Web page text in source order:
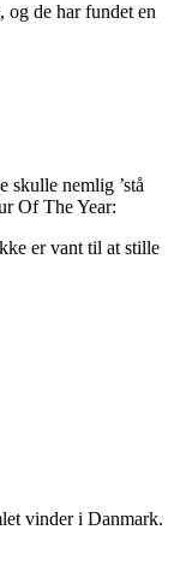
de har fundet en
nemlig ’stå
Of The Year:
er vant til at stille
vinder i Danmark.